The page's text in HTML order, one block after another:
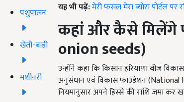
पशुपालन
खेती-बाड़ी
मशीनरी
यह भी पढ़ें:मेरी फसल मेरा ब्योरा पोर्टल
कहां और कैसे मिलेंगे
onion seeds)
उन्होंने कहा कि किसान हरियाणा बीज
अनुसंधान एवं विकास फाउंडेशन (National
नियमानुसार अपने हिस्से की राशि जमा कर